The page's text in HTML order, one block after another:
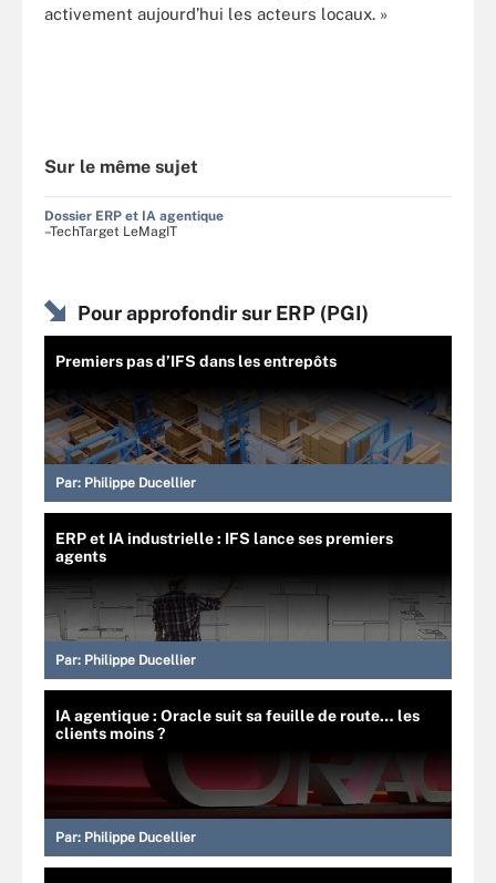
activement aujourd’hui les acteurs locaux. »
Sur le même sujet
Dossier ERP et IA agentique
–TechTarget LeMagIT
Pour approfondir sur ERP (PGI)
Premiers pas d’IFS dans les entrepôts
Par: Philippe Ducellier
ERP et IA industrielle : IFS lance ses premiers
agents
Par: Philippe Ducellier
IA agentique : Oracle suit sa feuille de route… les
clients moins ?
Par: Philippe Ducellier